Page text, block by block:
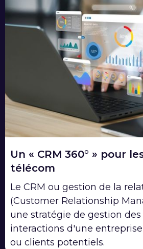
Un « CRM 360° » pour
télécom
Le CRM ou gestion de la
(Customer Relationship
une stratégie de gestion
interactions d'une
ou clients potentiels.